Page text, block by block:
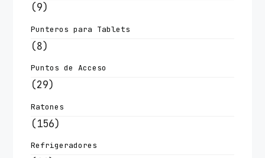
(9)
Punteros para Tablets
(8)
Puntos de Acceso
(29)
Ratones
(156)
Refrigeradores